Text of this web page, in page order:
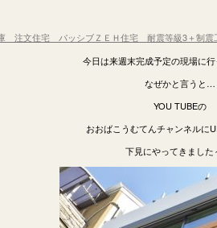
注文住宅 パッシブＺＥＨ住宅 耐震等級3＋制震
今日は来週末完成予定の現場に行
なぜかと言うと…
YOU TUBEの
おおばこうむてんチャンネルに
下見にやってきました